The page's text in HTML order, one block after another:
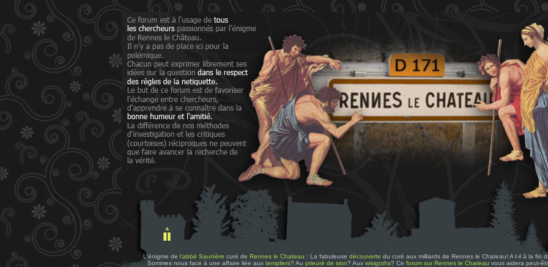
L'énigme de l'abbé Saunière curé de Rennes le Chateau : La fabuleuse découverte du curé aux milliards de Rennes le Chateau! A t-il à la fin
Sommes nous face à une affaire liée aux templiers? Au prieuré de sion? Aux wisigoths? Ce forum sur Rennes le Chateau vous aidera peut-